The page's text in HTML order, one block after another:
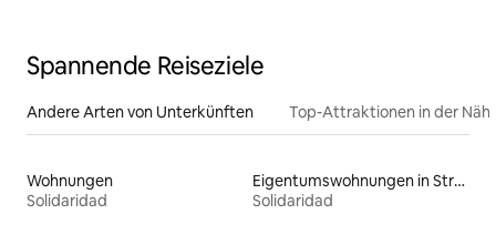
Spannende Reiseziele
Andere Arten von Unterkünften Top-Attraktionen in der
Wohnungen
Solidaridad
Eigentumswohnungen in Strandnähe
Solidaridad